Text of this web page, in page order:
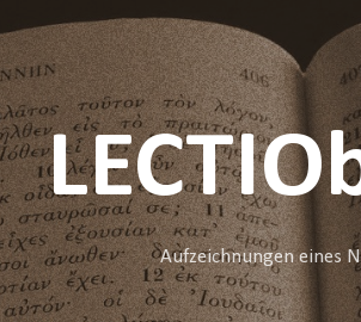
Direkt zum
Aufzeichnungen eines